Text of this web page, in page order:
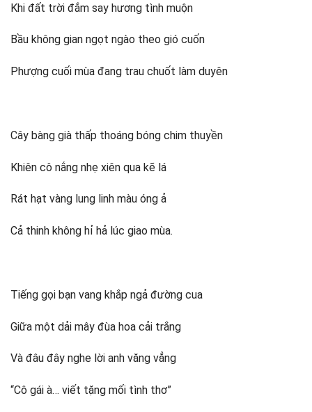
Khi đất trời đắm say hương tình muộn
Bầu không gian ngọt ngào theo gió cuốn
Phượng cuối mùa đang trau chuốt làm duyên
Cây bàng già thấp thoáng bóng chim thuyền
Khiên cô nắng nhẹ xiên qua kẽ lá
Rát hạt vàng lung linh màu óng ả
Cả thinh không hỉ hả lúc giao mùa.
Tiếng gọi bạn vang khắp ngả đường cua
Giữa một dải mây đùa hoa cải trắng
Và đâu đây nghe lời anh văng vẳng
“Cô gái à… viết tặng mối tình thơ”